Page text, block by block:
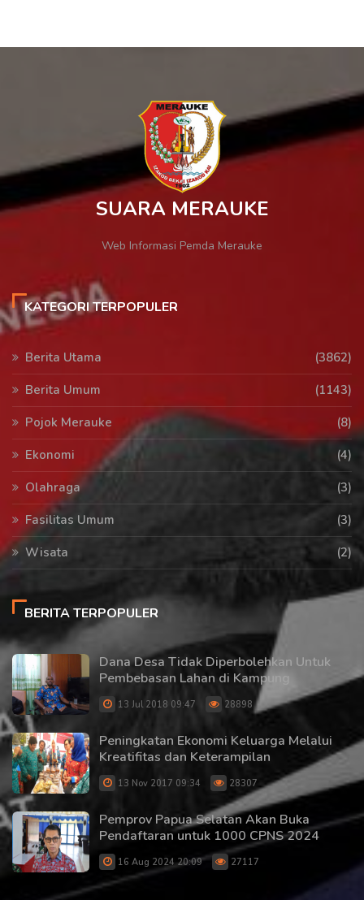
SUARA MERAUKE
Web Informasi Pemda Merauke
KATEGORI TERPOPULER
Berita Utama
(3862)
Berita Umum
(1143)
Pojok Merauke
(8)
Ekonomi
(4)
Olahraga
(3)
Fasilitas Umum
(3)
Wisata
(2)
BERITA TERPOPULER
Dana Desa Tidak Diperbolehkan Untuk
Pembebasan Lahan di Kampung
13 Jul 2018 09:47 28898
Peningkatan Ekonomi Keluarga Melalui
Kreatifitas dan Keterampilan
13 Nov 2017 09:34 28307
Pemprov Papua Selatan Akan Buka
Pendaftaran untuk 1000 CPNS 2024
16 Aug 2024 20:09 27117